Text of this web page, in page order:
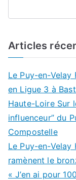
Articles
Le Puy-en-Velay
en Ligue 3 à
Haute-Loire Sur
influenceur” du
Compostelle
Le Puy-en-
ramènent le
« J’en ai pour